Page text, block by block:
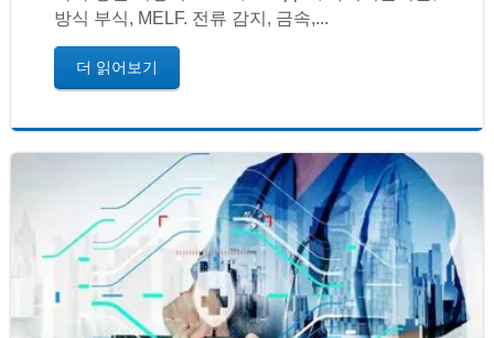
방식 부식, MELF. 전류 감지, 금속,...
더 읽어보기